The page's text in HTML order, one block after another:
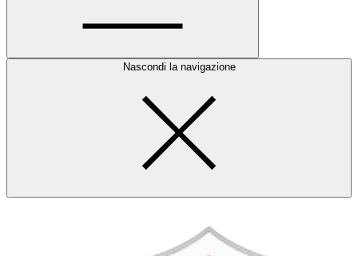
Nascondi la navigazione